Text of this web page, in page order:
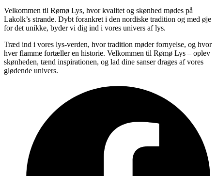
Velkommen til Rømø Lys, hvor kvalitet og skønhed mødes på
Lakolk’s strande. Dybt forankret i den nordiske tradition og med øje
for det unikke, byder vi dig ind i vores univers af lys.
Træd ind i vores lys-verden, hvor tradition møder fornyelse, og hvor
hver flamme fortæller en historie. Velkommen til Rømø Lys – oplev
skønheden, tænd inspirationen, og lad dine sanser drages af vores
glødende univers.